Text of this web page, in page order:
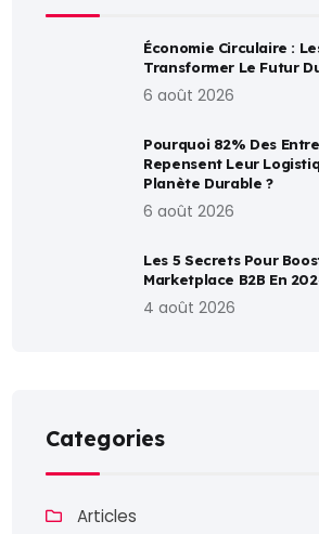
Économie Circulaire :
Transformer Le Futur
6 août 2026
Pourquoi 82% Des
Repensent Leur
Planète Durable ?
6 août 2026
Les 5 Secrets Pour
Marketplace B2B En
4 août 2026
Categories
Articles